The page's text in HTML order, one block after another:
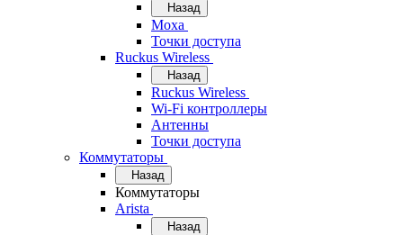
Назад
Moxa
Точки доступа
Ruckus Wireless
Назад
Ruckus Wireless
Wi-Fi контроллеры
Антенны
Точки доступа
Коммутаторы
Назад
Коммутаторы
Arista
Назад